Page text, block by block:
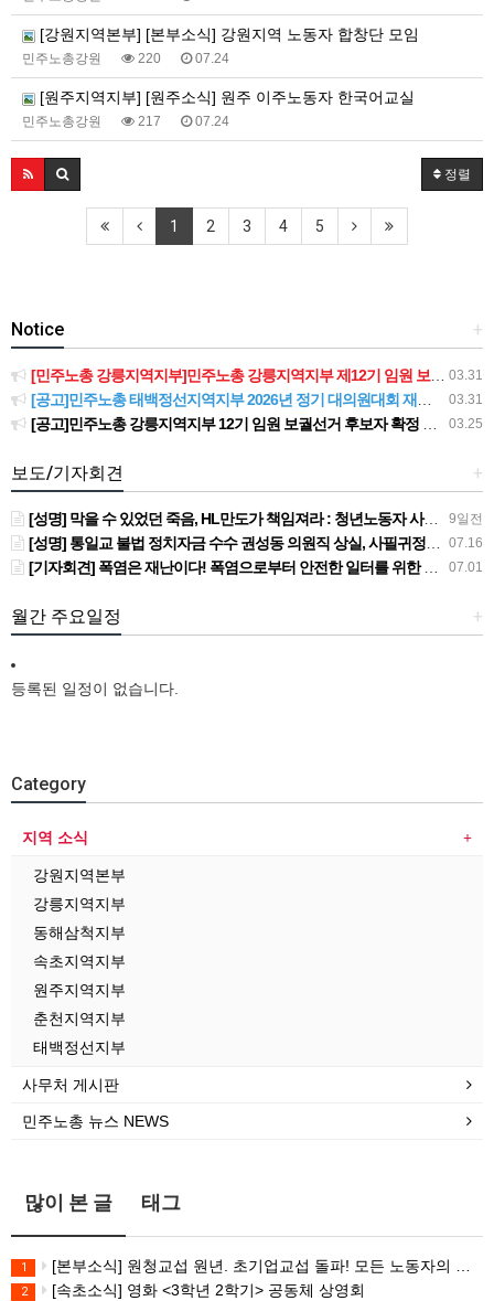
[강원지역본부] [본부소식] 강원지역 노동자 합창단 모임
민주노총강원 220 07.24
[원주지역지부] [원주소식] 원주 이주노동자 한국어교실
민주노총강원 217 07.24
정렬
1 2 3 4 5
+
Notice
03.31
[민주노총 강릉지역지부]민주노총 강릉지역지부 제12기 임원 보궐선거결과 공고
03.31
[공고]민주노총 태백정선지역지부 2026년 정기 대의원대회 재소집 건
03.25
[공고]민주노총 강릉지역지부 12기 임원 보궐선거 후보자 확정 공고
+
보도/기자회견
9일전
[성명] 막을 수 있었던 죽음, HL만도가 책임져라 : 청년노동자 사망사고의 철저한 진상규명과 재발방지 대책 마련하라
07.16
[성명] 통일교 불법 정치자금 수수 권성동 의원직 상실, 사필귀정이다
07.01
[기자회견] 폭염은 재난이다! 폭염으로부터 안전한 일터를 위한 민주노총 강원지역본부 폭염감시단 선포 기자회견
+
월간 주요일정
등록된 일정이 없습니다.
Category
지역 소식
강원지역본부
강릉지역지부
동해삼척지부
속초지역지부
원주지역지부
춘천지역지부
태백정선지부
사무처 게시판
민주노총 뉴스 NEWS
많이 본 글 태그
1 [본부소식] 원청교섭 원년. 초기업교섭 돌파! 모든 노동자의 노동기본권 쟁취! 민주노총 7.15 총파업대회
2 [속초소식] 영화 <3학년 2학기> 공동체 상영회